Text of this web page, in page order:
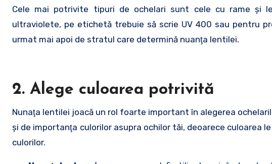
Cele mai potrivite tipuri de ochelari sunt cele cu rame şi
ultraviolete, pe etichetă trebuie să scrie UV 400 sau pentru
urmat mai apoi de stratul care determină nuanţa lentilei.
2. Alege culoarea potrivită
Nunaţa lentilei joacă un rol foarte important în alegerea
şi de importanţa culorilor asupra ochilor tăi, deoarece culoarea
culorilor.